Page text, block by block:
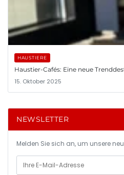
HAUSTIERE
Haustier-Cafés: Eine neue
15. Oktober 2025
NEWSLETTER
Melden Sie sich an, um unsere